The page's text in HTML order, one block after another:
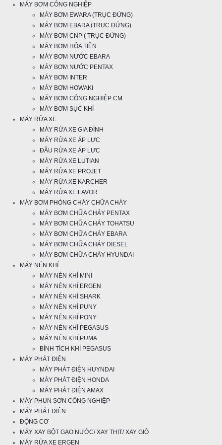
MÁY BƠM CÔNG NGHIỆP
MÁY BƠM EWARA (TRỤC ĐỨNG)
MÁY BƠM EBARA (TRỤC ĐỨNG)
MÁY BƠM CNP ( TRỤC ĐỨNG)
MÁY BƠM HỎA TIỄN
MÁY BƠM NƯỚC EBARA
MÁY BƠM NƯỚC PENTAX
MÁY BƠM INTER
MÁY BƠM HOWAKI
MÁY BƠM CÔNG NGHIỆP CM
MÁY BƠM SỤC KHÍ
MÁY RỬA XE
MÁY RỬA XE GIA ĐÌNH
MÁY RỬA XE ÁP LỰC
ĐẦU RỬA XE ÁP LỰC
MÁY RỬA XE LUTIAN
MÁY RỬA XE PROJET
MÁY RỬA XE KARCHER
MÁY RỬA XE LAVOR
MÁY BƠM PHÒNG CHÁY CHỮA CHÁY
MÁY BƠM CHỮA CHÁY PENTAX
MÁY BƠM CHỮA CHÁY TOHATSU
MÁY BƠM CHỮA CHÁY EBARA
MÁY BƠM CHỮA CHÁY DIESEL
MÁY BƠM CHỮA CHÁY HYUNDAI
MÁY NÉN KHÍ
MÁY NÉN KHÍ MINI
MÁY NÉN KHÍ ERGEN
MÁY NÉN KHÍ SHARK
MÁY NÉN KHÍ PUNY
MÁY NÉN KHÍ PONY
MÁY NÉN KHÍ PEGASUS
MÁY NÉN KHÍ PUMA
BÌNH TÍCH KHÍ PEGASUS
MÁY PHÁT ĐIỆN
MÁY PHÁT ĐIỆN HUYNDAI
MÁY PHÁT ĐIỆN HONDA
MÁY PHÁT ĐIỆN AMAX
MÁY PHUN SƠN CÔNG NGHIỆP
MÁY PHÁT ĐIỆN
ĐỘNG CƠ
MÁY XAY BỘT GẠO NƯỚC/ XAY THỊT/ XAY GIÒ
MÁY RỬA XE ERGEN